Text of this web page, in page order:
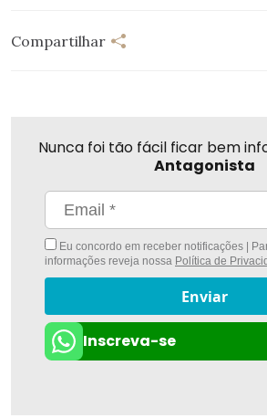
Compartilhar
Nunca foi tão fácil ficar bem
Antagonista
Eu concordo em receber notificações |
informações reveja nossa Política de
Enviar
Inscreva-se